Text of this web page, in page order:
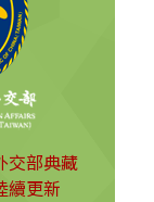
交部典藏
續更新